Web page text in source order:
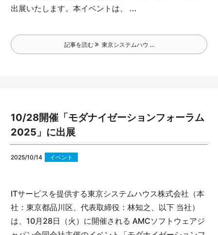
出展いたします。本イベントは、 ...
記事を読む 東京システムハウ ...
10/28開催「モダナイゼーションフォーラム
2025」に出展
2025/10/14 イベント
ITサービスを提供する東京システムハウス株式会社（本
社：東京都品川区、代表取締役：林知之、以下 当社）
は、10月28日（火）に開催される AMCソフトウェアジ